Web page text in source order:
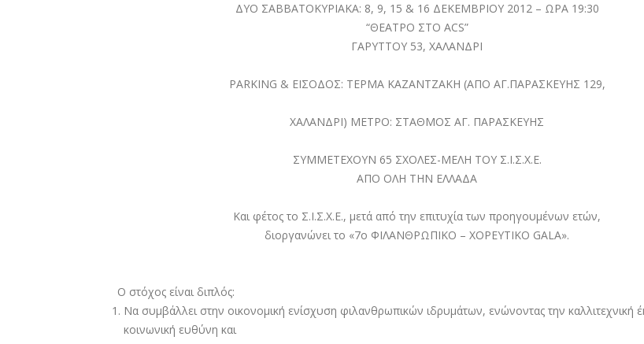
ΔΥΟ ΣΑΒΒΑΤΟΚΥΡΙΑΚΑ: 8, 9, 15 & 16 ΔΕΚΕΜΒΡΙΟΥ 2012 – ΩΡΑ 19:30
“ΘΕΑΤΡΟ ΣΤΟ ACS”
ΓΑΡΥΤΤΟΥ 53, ΧΑΛΑΝΔΡΙ
PARKING & ΕΙΣΟΔΟΣ: ΤΕΡΜΑ ΚΑΖΑΝΤΖΑΚΗ (ΑΠΟ ΑΓ.ΠΑΡΑΣΚΕΥΗΣ 129,
ΧΑΛΑΝΔΡΙ) ΜΕΤΡΟ: ΣΤΑΘΜΟΣ ΑΓ. ΠΑΡΑΣΚΕΥΗΣ
ΣΥΜΜΕΤΕΧΟΥΝ 65 ΣΧΟΛΕΣ-ΜΕΛΗ ΤΟΥ Σ.Ι.Σ.Χ.Ε.
ΑΠΟ ΟΛΗ ΤΗΝ ΕΛΛΑΔΑ
Και φέτος το Σ.Ι.Σ.Χ.Ε., μετά από την επιτυχία των προηγουμένων ετών,
διοργανώνει το «7ο ΦΙΛΑΝΘΡΩΠΙΚΟ – ΧΟΡΕΥΤΙΚΟ GALA».
Ο στόχος είναι διπλός:
Να συμβάλλει στην οικονομική ενίσχυση φιλανθρωπικών ιδρυμάτων, ενώνοντας την καλλιτεχνική
κοινωνική ευθύνη και